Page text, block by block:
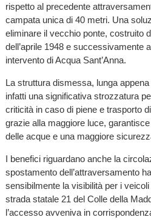
rispetto al precedente
campata unica di 40 metri. Una
eliminare il vecchio ponte, costruito
dell’aprile 1948 e successivamente
intervento di Acqua Sant’Anna.
La struttura dismessa, lunga
infatti una significativa strozzatura
criticità in caso di piene e trasporto
grazie alla maggiore luce,
delle acque e una maggiore
I benefici riguardano anche la
spostamento dell’attraversamento
sensibilmente la visibilità per i
strada statale 21 del Colle della
l’accesso avveniva in